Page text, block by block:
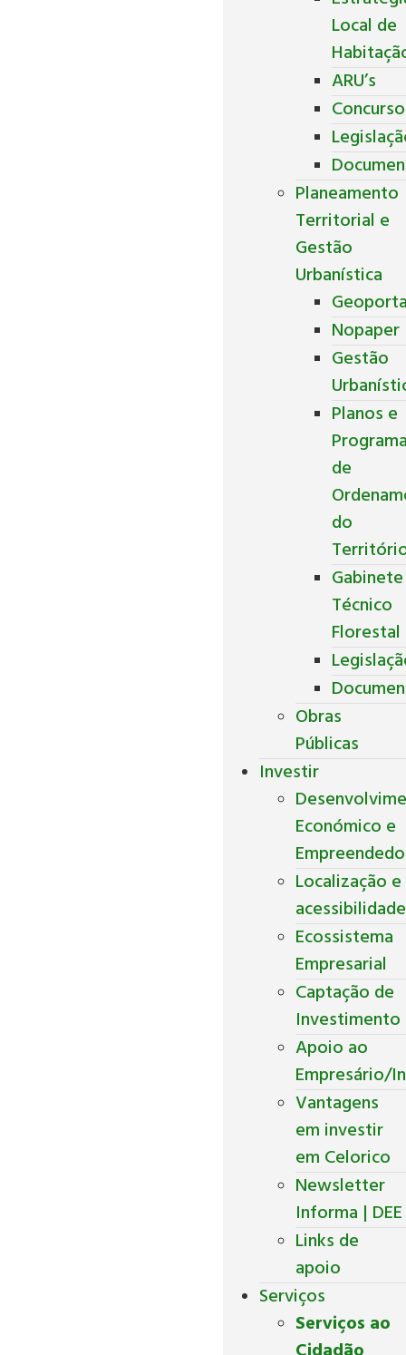
Local de
ARU’s
Planeamento
Territorial e
Gestão
Urbanística
Nopaper
Gestão
Planos e
de
do
Gabinete
Técnico
Florestal
Obras
Públicas
Investir
Económico e
Localização e
Ecossistema
Empresarial
Captação de
Investimento
Apoio ao
Empresário/
Vantagens
em investir
em Celorico
Newsletter
Informa | DEE
Links de
apoio
Serviços
Serviços ao